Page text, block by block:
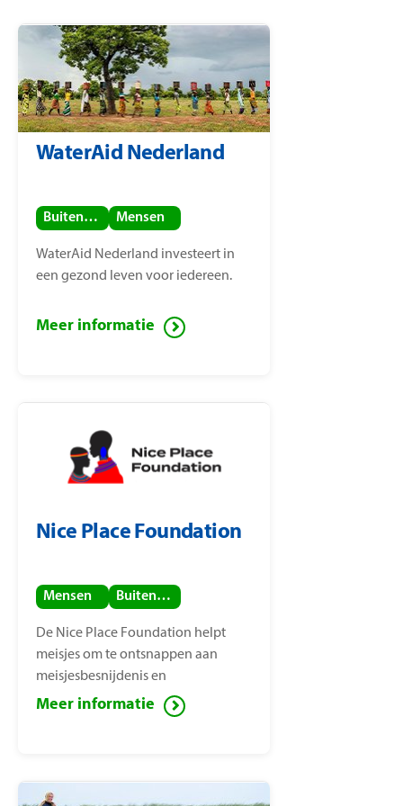
WaterAid Nederland
Buitenland Mensen
WaterAid Nederland investeert in
een gezond leven voor iedereen.
Meer informatie
Nice Place Foundation
Mensen Buitenland
De Nice Place Foundation helpt
meisjes om te ontsnappen aan
meisjesbesnijdenis en
kindhuwelijken. De stichting is
Meer informatie